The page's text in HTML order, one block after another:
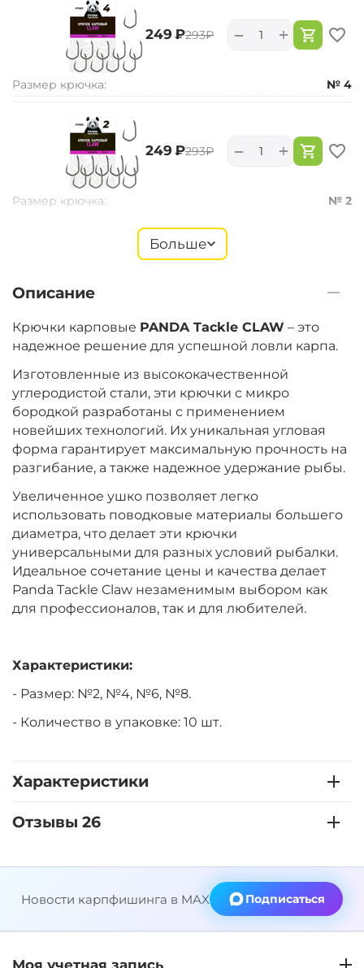
‍249‍ ₽‍293‍₽ +
−
Размер крючка: № 4
‍249‍ ₽‍293‍₽ +
−
Размер крючка: № 2
Больше
Описание
Крючки карповые PANDA Tackle CLAW – это
надежное решение для успешной ловли карпа.
Изготовленные из высококачественной
углеродистой стали, эти крючки с микро
бородкой разработаны с применением
новейших технологий. Их уникальная угловая
форма гарантирует максимальную прочность на
разгибание, а также надежное удержание рыбы.
Увеличенное ушко позволяет легко
использовать поводковые материалы большего
диаметра, что делает эти крючки
универсальными для разных условий рыбалки.
Идеальное сочетание цены и качества делает
Panda Tackle Claw незаменимым выбором как
для профессионалов, так и для любителей.
Характеристики:
- Размер: №2, №4, №6, №8.
- Количество в упаковке: 10 шт.
Характеристики
Отзывы 26
Новости карпфишинга в MAX Подписаться
Моя учетная запись